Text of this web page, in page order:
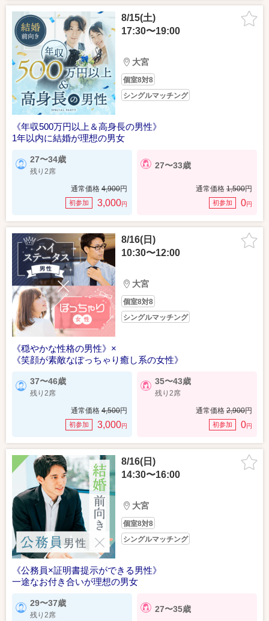
8/15(土)
17:30〜19:00
大宮
個室8対8
シングルマッチング
《年収500万円以上＆高身長の男性》
1年以内に結婚が理想の男女
27〜34歳
残り2席
通常価格 4,900円
初参加 3,000円
27〜33歳
通常価格 1,500円
初参加 0円
8/16(日)
10:30〜12:00
大宮
個室8対8
シングルマッチング
《穏やかな性格の男性》×
《笑顔が素敵なぽっちゃり癒し系の女性》
37〜46歳
残り2席
通常価格 4,500円
初参加 3,000円
35〜43歳
残り2席
通常価格 2,900円
初参加 0円
8/16(日)
14:30〜16:00
大宮
個室8対8
シングルマッチング
《公務員×証明書提示ができる男性》
一途なお付き合いが理想の男女
29〜37歳
残り2席
27〜35歳